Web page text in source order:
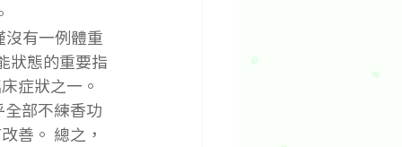
有一例體重
狀態的重要指
症狀之一。
部不練香功
善。 總之，